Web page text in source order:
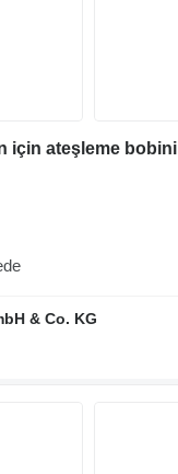
için ateşleme bobini
& Co. KG